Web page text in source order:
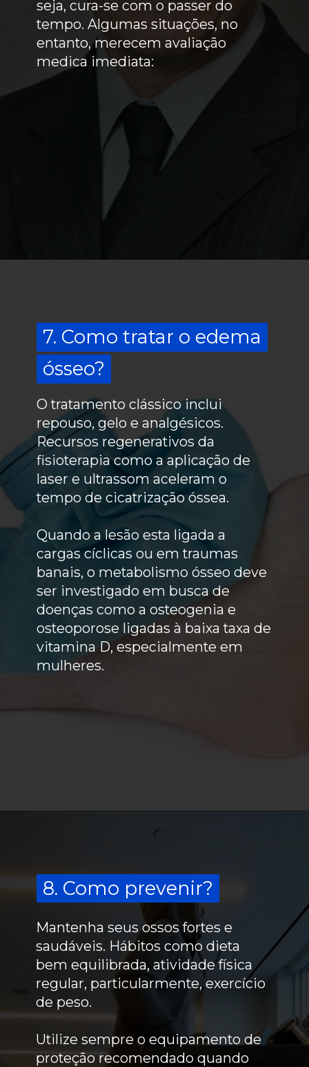
seja, cura-se com o passer do
tempo. Algumas situações, no
entanto, merecem avaliação
medica imediata:
O tratamento clássico inclui
repouso, gelo e analgésicos.
Recursos regenerativos da
fisioterapia como a aplicação de
laser e ultrassom aceleram o
tempo de cicatrização óssea.
Quando a lesão esta ligada a
cargas cíclicas ou em traumas
banais, o metabolismo ósseo deve
ser investigado em busca de
doenças como a osteogenia e
osteoporose ligadas à baixa taxa de
vitamina D, especialmente em
mulheres.
7. Como tratar o edema
ósseo?
7. Como tratar o edema
ósseo?
Mantenha seus ossos fortes e
saudáveis. Hábitos como dieta
bem equilibrada, atividade física
regular, particularmente, exercício
de peso.
Utilize sempre o equipamento de
proteção recomendado quando
8. Como prevenir?
8. Como prevenir?